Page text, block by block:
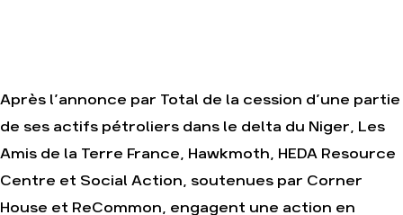
Agir
Faire un don
S'engager sur le
Nos
thématiques
Après l’annonce par Total de la cession d’une partie
de ses actifs pétroliers dans le delta du Niger, Les
Amis de la Terre France, Hawkmoth, HEDA Resource
Centre et Social Action, soutenues par Corner
House et ReCommon, engagent une action en